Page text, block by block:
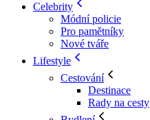
Celebrity
Módní policie
Pro pamětníky
Nové tváře
Lifestyle
Cestování
Destinace
Rady na cesty